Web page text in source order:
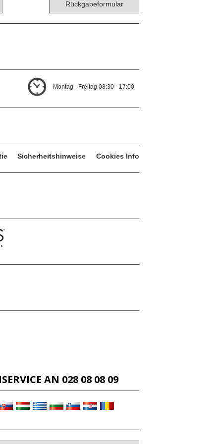
Rückgabeformular
Montag - Freitag 08:30 - 17:00
Sicherheitshinweise Cookies Info
AN 028 08 08 09